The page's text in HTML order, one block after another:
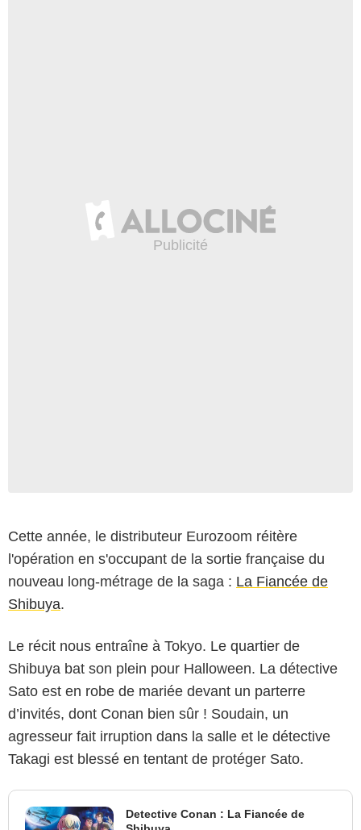
Cette année, le distributeur Eurozoom réitère
l'opération en s'occupant de la sortie française du
nouveau long-métrage de la saga : La Fiancée de
Shibuya.
Le récit nous entraîne à Tokyo. Le quartier de
Shibuya bat son plein pour Halloween. La détective
Sato est en robe de mariée devant un parterre
d’invités, dont Conan bien sûr ! Soudain, un
agresseur fait irruption dans la salle et le détective
Takagi est blessé en tentant de protéger Sato.
Detective Conan : La Fiancée de